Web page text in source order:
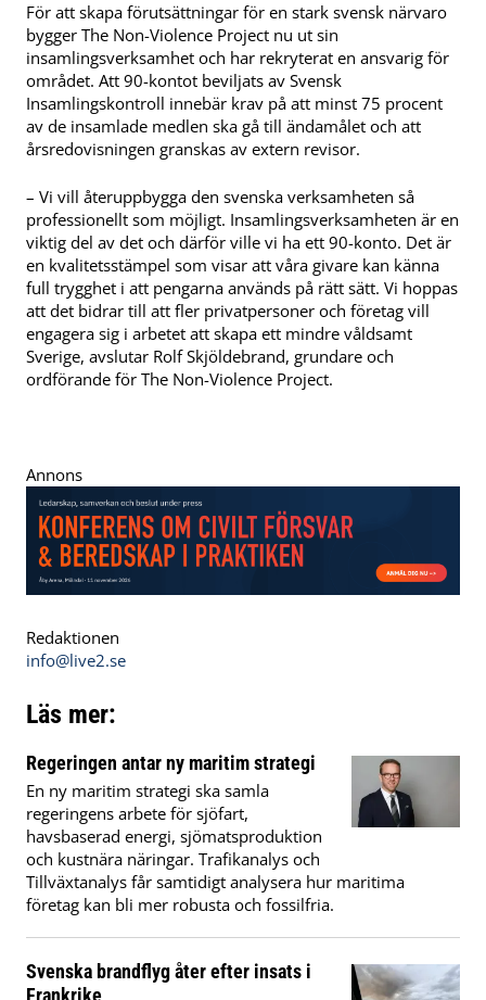
För att skapa förutsättningar för en stark svensk närvaro
bygger The Non-Violence Project nu ut sin
insamlingsverksamhet och har rekryterat en ansvarig för
området. Att 90-kontot beviljats av Svensk
Insamlingskontroll innebär krav på att minst 75 procent
av de insamlade medlen ska gå till ändamålet och att
årsredovisningen granskas av extern revisor.
– Vi vill återuppbygga den svenska verksamheten så
professionellt som möjligt. Insamlingsverksamheten är en
viktig del av det och därför ville vi ha ett 90-konto. Det är
en kvalitetsstämpel som visar att våra givare kan känna
full trygghet i att pengarna används på rätt sätt. Vi hoppas
att det bidrar till att fler privatpersoner och företag vill
engagera sig i arbetet att skapa ett mindre våldsamt
Sverige, avslutar Rolf Skjöldebrand, grundare och
ordförande för The Non-Violence Project.
Annons
Redaktionen
info@live2.se
Läs mer:
Regeringen antar ny maritim strategi
En ny maritim strategi ska samla
regeringens arbete för sjöfart,
havsbaserad energi, sjömatsproduktion
och kustnära näringar. Trafikanalys och
Tillväxtanalys får samtidigt analysera hur maritima
företag kan bli mer robusta och fossilfria.
Svenska brandflyg åter efter insats i
Frankrike